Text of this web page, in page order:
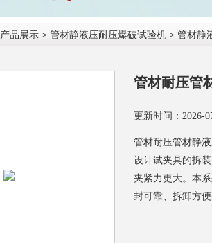
产品展示 > 管材静液压耐压爆破试验机 > 管材静
管材耐压管
更新时间：2026-
管材耐压管材静
设计试夹具的拆
夹紧力更大。本
封可靠、拆卸方